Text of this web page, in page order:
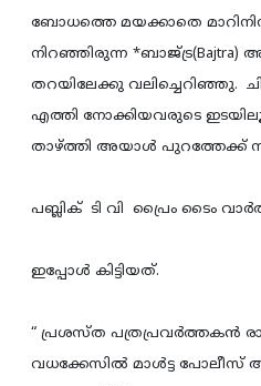
ബോധത്തെ മയക്കാതെ
നിറഞ്ഞിരുന്ന *ബാജ്ട്ര(Bajtra)
തറയിലേക്കു വലിച്ചെറിഞ്ഞു.
എത്തി നോക്കിയവരുടെ
താഴ്ത്തി അയാള്‍ പുറത്തേക്ക്
പബ്ലിക്‌ ടി വി പ്രൈം ടൈം
ഇപ്പോള്‍ കിട്ടിയത്.
“ പ്രശസ്ത പത്രപ്രവര്‍ത്തകന്‍
വധക്കേസില്‍ മാള്‍ട്ട